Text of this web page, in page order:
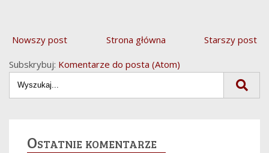
Nowszy post Starszy post
Strona główna
Subskrybuj: Komentarze do posta (Atom)
Ostatnie komentarze